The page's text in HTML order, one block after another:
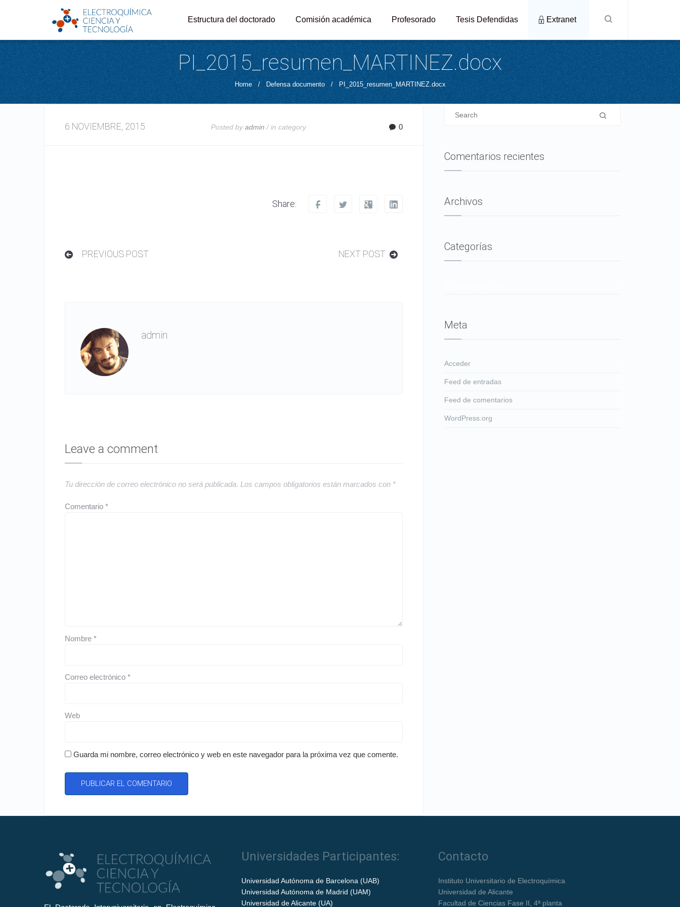
Estructura del doctorado Comisión académica Profesorado Tesis Defendidas Extranet
PI_2015_resumen_MARTINEZ.docx
Home / Defensa documento / PI_2015_resumen_MARTINEZ.docx
6 NOVIEMBRE, 2015 Posted byadmin / incategory 0
Share:
PREVIOUS POST NEXT POST
admin
Leave a comment
Tu dirección de correo electrónico no será publicada. Los campos obligatorios están marcados con *
Comentario *
Nombre *
Correo electrónico *
Web
Guarda mi nombre, correo electrónico y web en este navegador para la próxima vez que comente.
Comentarios recientes
Archivos
Categorías
Meta
Acceder
Feed de entradas
Feed de comentarios
WordPress.org
Universidades Participantes:
Universidad Autónoma de Barcelona (UAB)
Universidad Autónoma de Madrid (UAM)
Universidad de Alicante (UA)
Contacto
Instituto Universitario de Electroquímica
Universidad de Alicante
Facultad de Ciencias Fase II, 4ª planta